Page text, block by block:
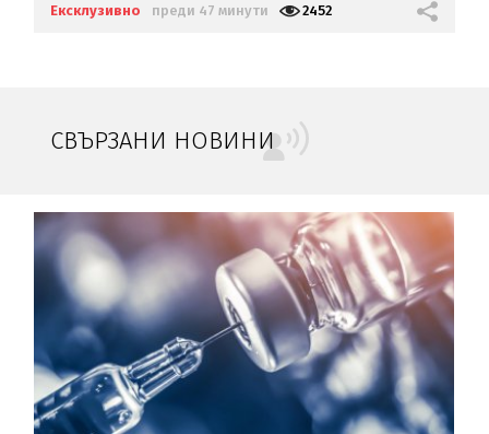
Ексклузивно преди 47 минути 2452
СВЪРЗАНИ НОВИНИ